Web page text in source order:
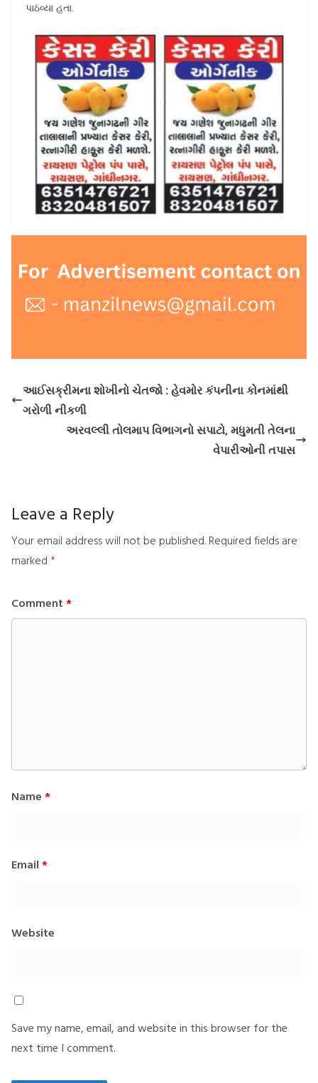
પાઠવ્યા હતા.
આઈસક્રીમના શોખીનો ચેતજો : હેવમોર કંપનીના કોનમાંથી
ગરોળી નીકળી
અરવલ્લી તોલમાપ વિભાગનો સપાટો, મધુમતી તેલના
વેપારીઓની તપાસ
Leave a Reply
Your email address will not be published. Required fields are
marked *
Comment *
Name *
Email *
Website
Save my name, email, and website in this browser for the
next time I comment.